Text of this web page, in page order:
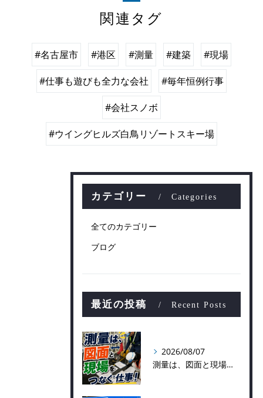
関連タグ
#名古屋市 #港区 #測量 #建築 #現場
#仕事も遊びも全力な会社 #毎年恒例行事
#会社スノボ
#ウイングヒルズ白鳥リゾートスキー場
カテゴリー Categories
全てのカテゴリー
ブログ
最近の投稿 Recent Posts
2026/08/07
測量は、図面と現場をつなぐ仕事！